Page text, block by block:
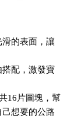
的表面，讓
配，激發寶
16片圖塊，幫
想要的公路